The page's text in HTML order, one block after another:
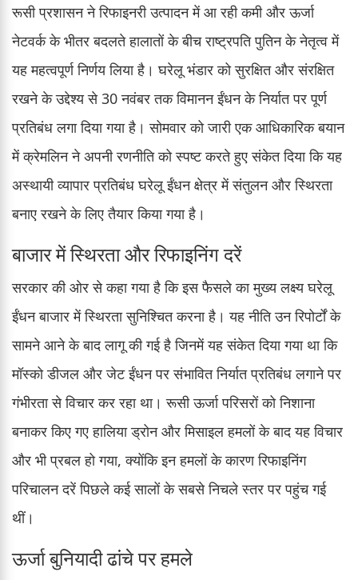
रूसी प्रशासन ने रिफाइनरी उत्पादन में आ रही कमी और ऊर्जा
नेटवर्क के भीतर बदलते हालातों के बीच राष्ट्रपति पुतिन के नेतृत्व में
यह महत्वपूर्ण निर्णय लिया है। घरेलू भंडार को सुरक्षित और संरक्षित
रखने के उद्देश्य से 30 नवंबर तक विमानन ईंधन के निर्यात पर पूर्ण
प्रतिबंध लगा दिया गया है। सोमवार को जारी एक आधिकारिक बयान
में क्रेमलिन ने अपनी रणनीति को स्पष्ट करते हुए संकेत दिया कि यह
अस्थायी व्यापार प्रतिबंध घरेलू ईंधन क्षेत्र में संतुलन और स्थिरता
बनाए रखने के लिए तैयार किया गया है।
बाजार में स्थिरता और रिफाइनिंग दरें
सरकार की ओर से कहा गया है कि इस फैसले का मुख्य लक्ष्य घरेलू
ईंधन बाजार में स्थिरता सुनिश्चित करना है। यह नीति उन रिपोर्टों के
सामने आने के बाद लागू की गई है जिनमें यह संकेत दिया गया था कि
मॉस्को डीजल और जेट ईंधन पर संभावित निर्यात प्रतिबंध लगाने पर
गंभीरता से विचार कर रहा था। रूसी ऊर्जा परिसरों को निशाना
बनाकर किए गए हालिया ड्रोन और मिसाइल हमलों के बाद यह विचार
और भी प्रबल हो गया, क्योंकि इन हमलों के कारण रिफाइनिंग
परिचालन दरें पिछले कई सालों के सबसे निचले स्तर पर पहुंच गई
थीं।
ऊर्जा बुनियादी ढांचे पर हमले